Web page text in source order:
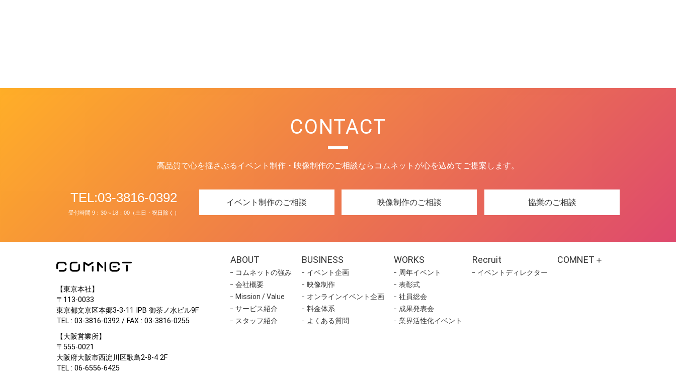
CONTACT
高品質で心を揺さぶるイベント制作・映像制作のご相談ならコムネットが心を込めてご提案します。
TEL:03-3816-0392
受付時間 9：30～18：00（土日・祝日除く）
イベント制作のご相談 映像制作のご相談 協業のご相談
【東京本社】
〒113-0033
東京都文京区本郷3-3-11 IPB 御茶ノ水ビル9F
TEL : 03-3816-0392 / FAX : 03-3816-0255
【大阪営業所】
〒555-0021
大阪府大阪市西淀川区歌島2-8-4 2F
TEL : 06-6556-6425
ABOUT
コムネットの強み
会社概要
Mission / Value
サービス紹介
スタッフ紹介
BUSINESS
イベント企画
映像制作
オンラインイベント企画
料金体系
よくある質問
WORKS
周年イベント
表彰式
社員総会
成果発表会
業界活性化イベント
Recruit
イベントディレクター
COMNET＋